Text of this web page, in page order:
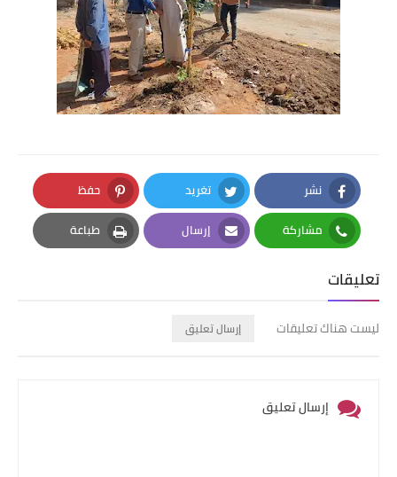
نشر
Facebook
تغريد
Twitter
حفظ
Pinterest
مشاركة
Whatsapp
إرسال
Email
طباعة
Print
تعليقات
ليست هناك تعليقات إرسال تعليق
إرسال تعليق